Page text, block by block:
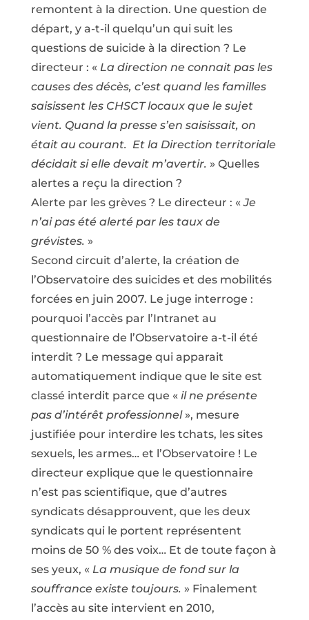
remontent à la direction. Une question de
départ, y a-t-il quelqu’un qui suit les
questions de suicide à la direction ? Le
directeur : « La direction ne connait pas les
causes des décès, c’est quand les familles
saisissent les CHSCT locaux que le sujet
vient. Quand la presse s’en saisissait, on
était au courant. Et la Direction territoriale
décidait si elle devait m’avertir. » Quelles
alertes a reçu la direction ?
Alerte par les grèves ? Le directeur : «Je
n’ai pas été alerté par les taux de
grévistes. »
Second circuit d’alerte, la création de
l’Observatoire des suicides et des mobilités
forcées en juin 2007. Le juge interroge :
pourquoi l’accès par l’Intranet au
questionnaire de l’Observatoire a-t-il été
interdit ? Le message qui apparait
automatiquement indique que le site est
classé interdit parce que «il ne présente
pas d’intérêt professionnel», mesure
justifiée pour interdire les tchats, les sites
sexuels, les armes… et l’Observatoire ! Le
directeur explique que le questionnaire
n’est pas scientifique, que d’autres
syndicats désapprouvent, que les deux
syndicats qui le portent représentent
moins de 50 % des voix… Et de toute façon à
ses yeux, « La musique de fond sur la
souffrance existe toujours. » Finalement
l’accès au site intervient en 2010,